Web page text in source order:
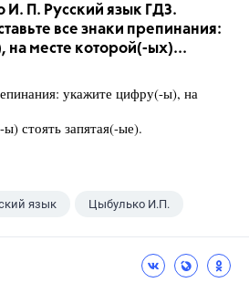
И. П. Русский язык ГДЗ.
все знаки препинания:
месте которой(-ых)...
укажите цифру(-ы), на
стоять запятая(-ые).
язык Цыбулько И.П.